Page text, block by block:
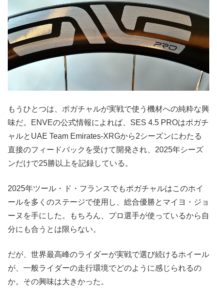
もうひとつは、ポガチャルが実戦で使う機材への純粋な興
味だ。ENVEの公式情報によれば、SES 4.5 PROはポガチ
ャルとUAE Team Emirates-XRGから2シーズンにわたる
直接のフィードバックを受けて開発され、2025年シーズ
ンだけで25勝以上を記録している。
2025年ツール・ド・フランスでもポガチャルはこのホイ
ールを多くのステージで使用し、総合優勝とマイヨ・ジョ
ーヌを手にした。もちろん、プロ選手が使っているから自
分にも合うとは限らない。
だが、世界最高峰のライダーが実戦で選び続けるホイール
が、一般ライダーの走行環境でどのように感じられるの
か。その興味は大きかった。